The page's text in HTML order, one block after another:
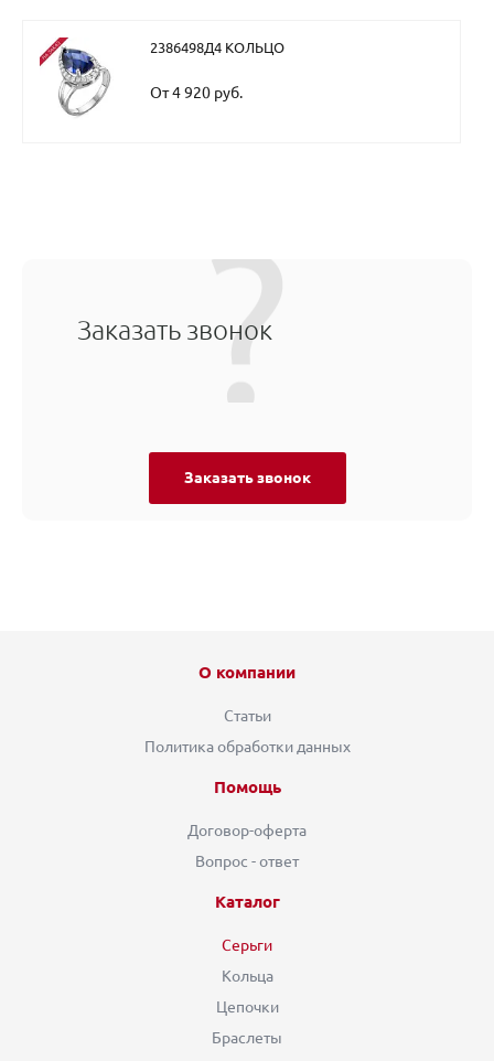
2386498Д4 КОЛЬЦО
От 4 920 руб.
Заказать звонок
Заказать звонок
О компании
Статьи
Политика обработки данных
Помощь
Договор-оферта
Вопрос - ответ
Каталог
Серьги
Кольца
Цепочки
Браслеты